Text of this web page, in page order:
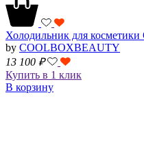
Холодильник для
by COOLBOXBEAUTY
13 100 ₽
Купить в 1 клик
В корзину